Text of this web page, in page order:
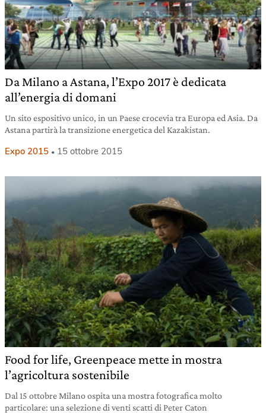
Da Milano a Astana, l’Expo 2017 è dedicata
all’energia di domani
Un sito espositivo unico, in un Paese crocevia tra Europa ed Asia. Da
Astana partirà la transizione energetica del Kazakistan.
Expo 2015 15 ottobre 2015
Food for life, Greenpeace mette in mostra
l’agricoltura sostenibile
Dal 15 ottobre Milano ospita una mostra fotografica molto
particolare: una selezione di venti scatti di Peter Caton